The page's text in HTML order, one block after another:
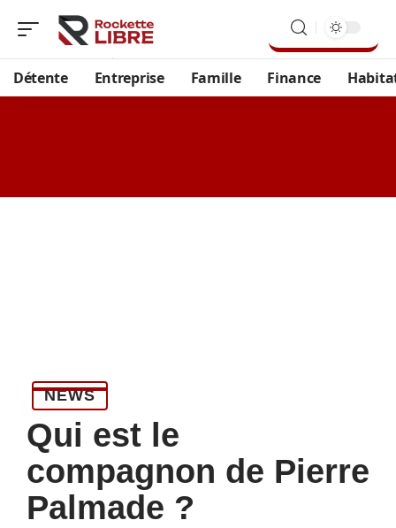
Détente Entreprise Famille Finance
NEWS
Qui est le
compagnon de Pierre
Palmade ?